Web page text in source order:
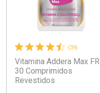
(39)
Vitamina Addera Max FR
30 Comprimidos
Revestidos